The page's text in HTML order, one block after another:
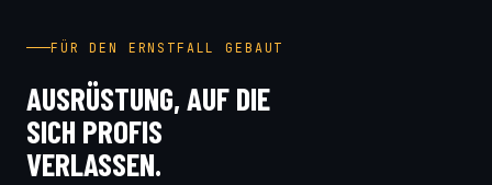
FÜR DEN ERNSTFALL GEBAUT
AUSRÜSTUNG, AUF DIE
SICH PROFIS
VERLASSEN.